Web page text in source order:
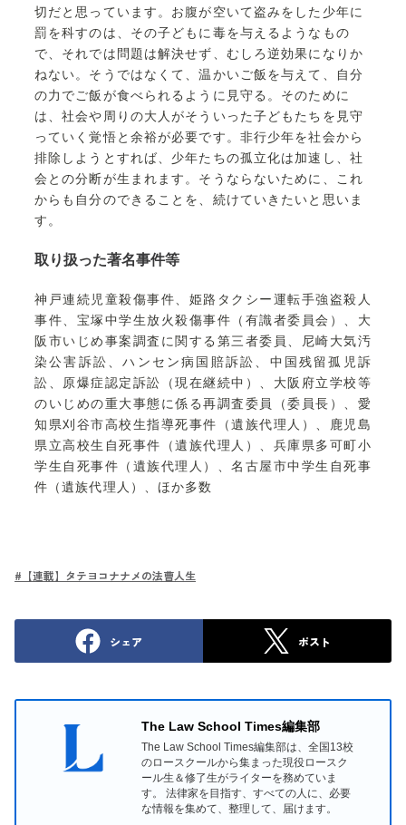
切だと思っています。お腹が空いて盗みをした少年に
罰を科すのは、その子どもに毒を与えるようなもの
で、それでは問題は解決せず、むしろ逆効果になりか
ねない。そうではなくて、温かいご飯を与えて、自分
の力でご飯が食べられるように見守る。そのために
は、社会や周りの大人がそういった子どもたちを見守
っていく覚悟と余裕が必要です。非行少年を社会から
排除しようとすれば、少年たちの孤立化は加速し、社
会との分断が生まれます。そうならないために、これ
からも自分のできることを、続けていきたいと思いま
す。
取り扱った著名事件等
神戸連続児童殺傷事件、姫路タクシー運転手強盗殺人
事件、宝塚中学生放火殺傷事件（有識者委員会）、大
阪市いじめ事案調査に関する第三者委員、尼崎大気汚
染公害訴訟、ハンセン病国賠訴訟、中国残留孤児訴
訟、原爆症認定訴訟（現在継続中）、大阪府立学校等
のいじめの重大事態に係る再調査委員（委員長）、愛
知県刈谷市高校生指導死事件（遺族代理人）、鹿児島
県立高校生自死事件（遺族代理人）、兵庫県多可町小
学生自死事件（遺族代理人）、名古屋市中学生自死事
件（遺族代理人）、ほか多数
# 【連載】タテヨコナナメの法曹人生
シェア ポスト
The Law School Times編集部
The Law School Times編集部は、全国13校
のロースクールから集まった現役ロースク
ール生＆修了生がライターを務めていま
す。 法律家を目指す、すべての人に、必要
な情報を集めて、整理して、届けます。